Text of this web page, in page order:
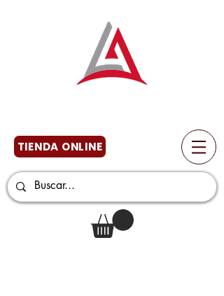
TIENDA ONLINE